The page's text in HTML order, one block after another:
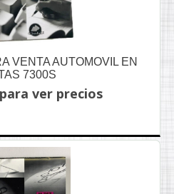
VENTA AUTOMOVIL EN
7300S
ver precios